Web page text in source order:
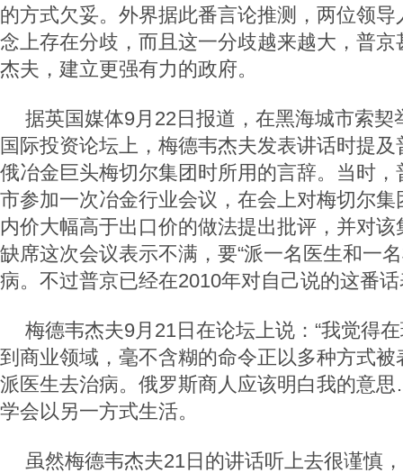
的方式欠妥。外界据此番言论推测，两位领
念上存在分歧，而且这一分歧越来越大，普
杰夫，建立更强有力的政府。
据英国媒体9月22日报道，在黑海城市索契
国际投资论坛上，梅德韦杰夫发表讲话时提
俄冶金巨头梅切尔集团时所用的言辞。当时
市参加一次冶金行业会议，在会上对梅切尔
内价大幅高于出口价的做法提出批评，并对
缺席这次会议表示不满，要“派一名医生和一
病。不过普京已经在2010年对自己说的这番
梅德韦杰夫9月21日在论坛上说：“我觉得
到商业领域，毫不含糊的命令正以多种方式
派医生去治病。俄罗斯商人应该明白我的意
学会以另一方式生活。
虽然梅德韦杰夫21日的讲话听上去很谨慎